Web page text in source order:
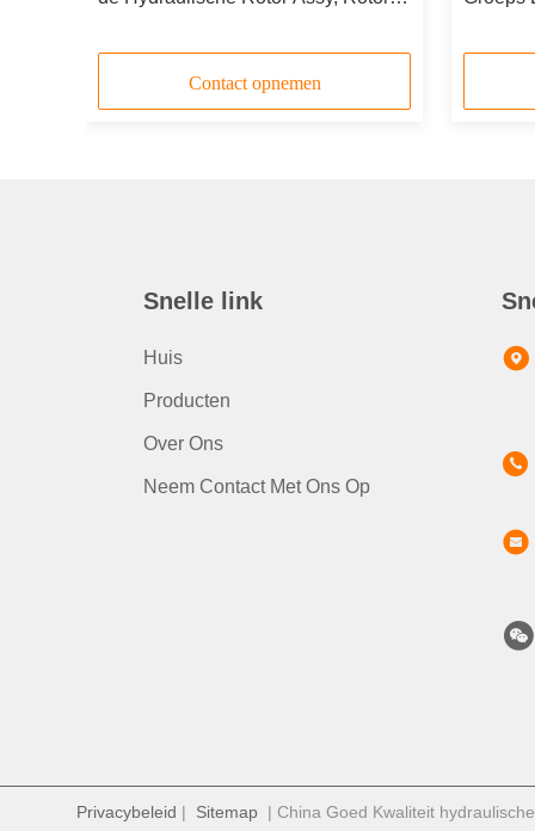
Contact opnemen
Snelle link
Huis
Producten
Over Ons
Neem Contact Met Ons Op
Privacybeleid | Sitemap | China Goed Kwaliteit